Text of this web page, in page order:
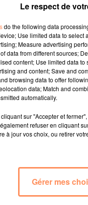
dans le Bas-
de sauver
du ravin
centrale,
d’effroi.
qui prenait la
été évitée de peu,
de faire une
Le respect de
do the following data
Use limited data to
Measure advertising
data from different sources;
content; Use limited data
and content; Save and
browsing data to offer
data; Match and
automatically.
sur "Accepter et
refuser en cliquant
à jour vos choix, ou retirer
Gérer mes